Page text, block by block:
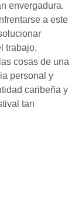
envergadura.
a este
trabajo,
cosas de una
personal y
caribeña y
tan